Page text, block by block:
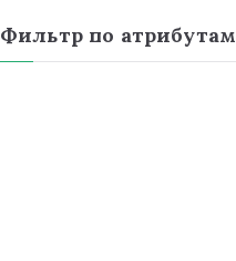
Фильтр по атрибутам